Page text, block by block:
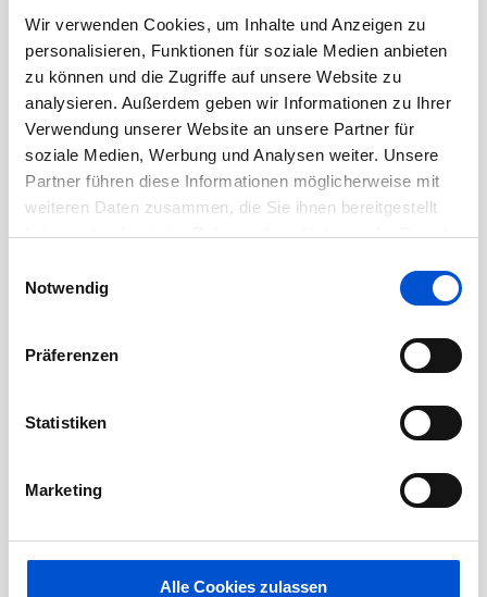
Wir verwenden Cookies, um Inhalte und Anzeigen zu
personalisieren, Funktionen für soziale Medien anbieten
zu können und die Zugriffe auf unsere Website zu
analysieren. Außerdem geben wir Informationen zu Ihrer
Verwendung unserer Website an unsere Partner für
soziale Medien, Werbung und Analysen weiter. Unsere
Partner führen diese Informationen möglicherweise mit
weiteren Daten zusammen, die Sie ihnen bereitgestellt
haben oder die sie im Rahmen Ihrer Nutzung der Dienste
Notwendig
Präferenzen
Statistiken
Marketing
Alle Cookies zulassen
August 2021
Juli 2021
Juni 2021
Mai 2021
April 2021
März 2021
Dezember 2020
Oktober 2020
August 2020
Juni 2020
April 2020